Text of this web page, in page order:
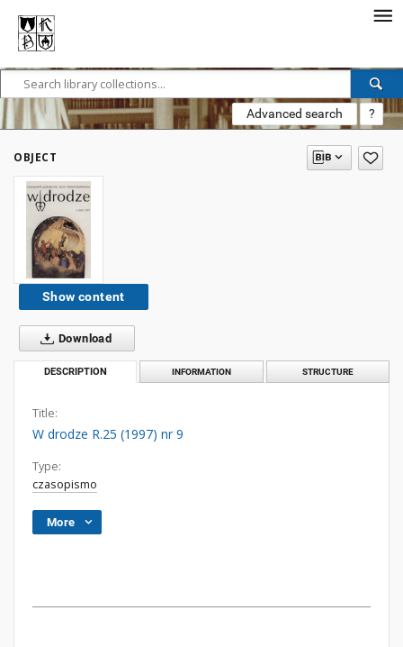
Advanced search ?
OBJECT
Show content
Download
DESCRIPTION INFORMATION STRUCTURE
Title:
W drodze R.25 (1997) nr 9
Type:
czasopismo
More